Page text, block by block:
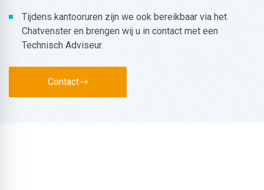
Tijdens kantooruren zijn we ook bereikbaar via het
Chatvenster en brengen wij u in contact met een
Technisch Adviseur.
Contact